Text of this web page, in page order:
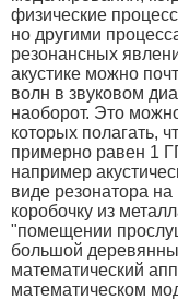
физические
но другими
резонансных
акустике можно
волн в звуковом
наоборот. Это
которых полагать,
примерно равен 1
например
виде резонатора
коробочку из
"помещении
большой
математический
математическом